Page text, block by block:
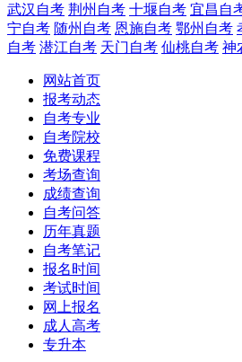
武汉自考 荆州自考 十堰自考 宜昌自
宁自考 随州自考 恩施自考 鄂州自考
自考 潜江自考 天门自考 仙桃自考 神
网站首页
报考动态
自考专业
自考院校
免费课程
考场查询
成绩查询
自考问答
历年真题
自考笔记
报名时间
考试时间
网上报名
成人高考
专升本